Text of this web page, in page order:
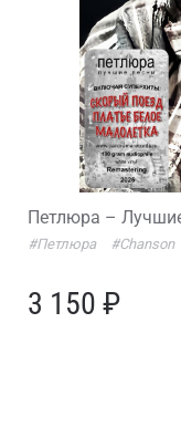
Петлюра –
#Петлюра #Chanson
3 150 ₽